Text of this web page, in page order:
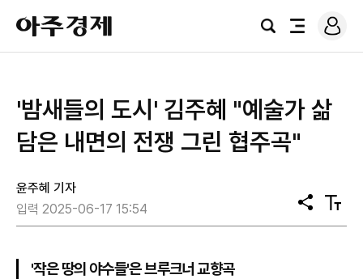
아
주
경
검
전
로
그
'밤새들의 도시' 김주혜 "예술가 삶
담은 내면의 전쟁 그린 협주곡"
윤주혜 기자
입력 2025-06-17 15:54
공
유
텍
스
'작은 땅의 야수들'은 브루크너 교향곡